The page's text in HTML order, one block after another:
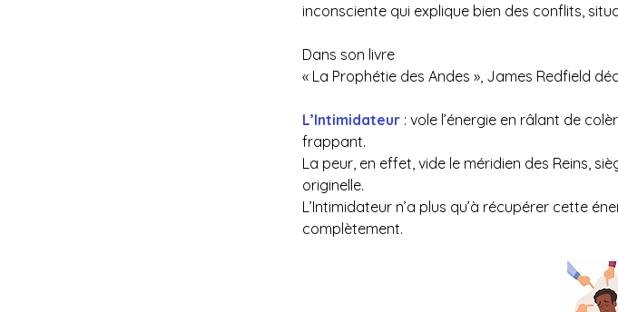
inconsciente qui explique bien des conflits,
Dans son livre
« La Prophétie des Andes », James Redfield
L’Intimidateur : vole l’énergie en râlant de
frappant.
La peur, en effet, vide le méridien des Reins,
originelle.
L’Intimidateur n’a plus qu’à récupérer cette
complètement.